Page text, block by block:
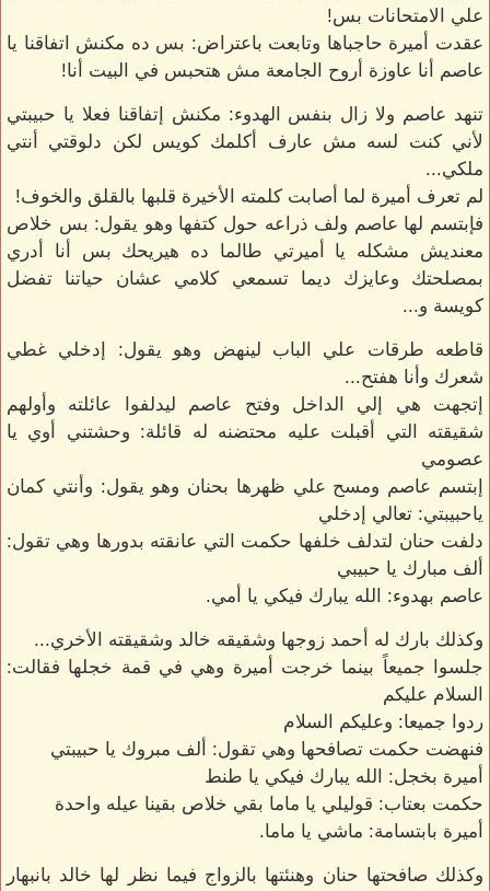
علي الامتحانات بس!
عقدت أميرة حاجباها وتابعت باعتراض: بس ده مكنش اتفاقنا يا
عاصم أنا عاوزة أروح الجامعة مش هتحبس في البيت أنا!
تنهد عاصم ولا زال بنفس الهدوء: مكنش إتفاقنا فعلا يا حبيبتي
لأني كنت لسه مش عارف أكلمك كويس لكن دلوقتي أنتي
ملكي...
لم تعرف أميرة لما أصابت كلمته الأخيرة قلبها بالقلق والخوف!
فإبتسم لها عاصم ولف ذراعه حول كتفها وهو يقول: بس خلاص
معنديش مشكله يا أميرتي طالما ده هيريحك بس أنا أدري
بمصلحتك وعايزك ديما تسمعي كلامي عشان حياتنا تفضل
كويسة و...
قاطعه طرقات علي الباب لينهض وهو يقول: إدخلي غطي
شعرك وأنا هفتح...
إتجهت هي إلي الداخل وفتح عاصم ليدلفوا عائلته وأولهم
شقيقته التي أقبلت عليه محتضنه له قائلة: وحشتني أوي يا
عصومي
إبتسم عاصم ومسح علي ظهرها بحنان وهو يقول: وأنتي كمان
ياحبيبتي: تعالي إدخلي
دلفت حنان لتدلف خلفها حكمت التي عانقته بدورها وهي تقول:
ألف مبارك يا حبيبي
عاصم بهدوء: الله يبارك فيكي يا أمي.
وكذلك بارك له أحمد زوجها وشقيقه خالد وشقيقته الأخري...
جلسوا جميعاً بينما خرجت أميرة وهي في قمة خجلها فقالت:
السلام عليكم
ردوا جميعا: وعليكم السلام
فنهضت حكمت تصافحها وهي تقول: ألف مبروك يا حبيبتي
أميرة بخجل: الله يبارك فيكي يا طنط
حكمت بعتاب: قوليلي يا ماما بقي خلاص بقينا عيله واحدة
أميرة بابتسامة: ماشي يا ماما.
وكذلك صافحتها حنان وهنئتها بالزواج فيما نظر لها خالد بانبهار